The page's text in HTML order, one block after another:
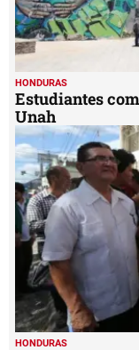
HONDURAS
Estudiantes
Unah
HONDURAS